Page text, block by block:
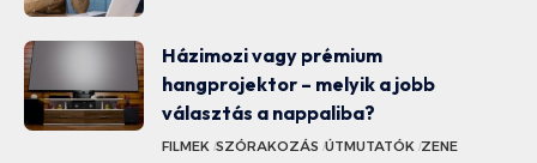
Házimozi vagy prémium
hangprojektor – melyik a jobb
választás a nappaliba?
FILMEK SZÓRAKOZÁS ÚTMUTATÓK ZENE